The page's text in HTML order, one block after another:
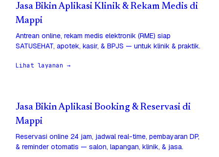
Jasa Bikin Aplikasi Klinik & Rekam Medis di
Mappi
Antrean online, rekam medis elektronik (RME) siap
SATUSEHAT, apotek, kasir, & BPJS — untuk klinik & praktik.
Lihat layanan →
Jasa Bikin Aplikasi Booking & Reservasi di
Mappi
Reservasi online 24 jam, jadwal real-time, pembayaran DP,
& reminder otomatis — salon, lapangan, klinik, & jasa.